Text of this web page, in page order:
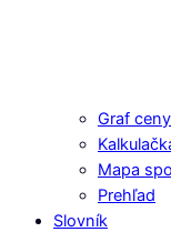
Graf
Mapa
Prehľad
Slovník